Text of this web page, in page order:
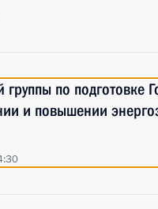
по подготовке
и повышении